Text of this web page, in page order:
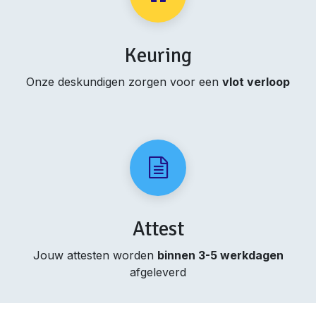
Keuring
Onze deskundigen zorgen voor een vlot verloop
Attest
Jouw attesten worden binnen 3-5 werkdagen
afgeleverd